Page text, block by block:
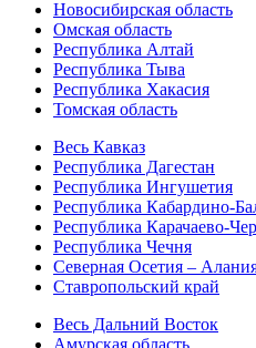
Новосибирская область
Омская область
Республика Алтай
Республика Тыва
Республика Хакасия
Томская область
Весь Кавказ
Республика Дагестан
Республика Ингушетия
Республика Кабардино-
Республика Карачаево-
Республика Чечня
Северная Осетия –
Ставропольский край
Весь Дальний Восток
Амурская область